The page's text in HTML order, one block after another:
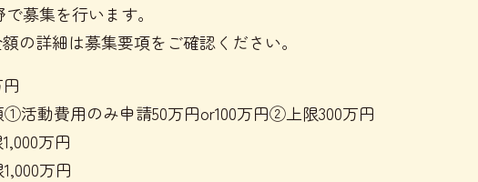
募集を行います。
の詳細は募集要項をご確認ください。
活動費用のみ申請50万円or100万円②上限300万円
万円
万円